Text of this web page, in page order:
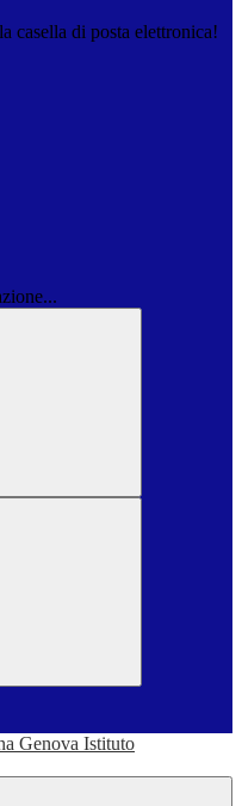
casella di posta elettronica!
Istituto